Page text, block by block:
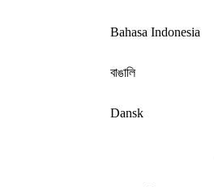
Bahasa Indonesia
বাঙালি
Dansk